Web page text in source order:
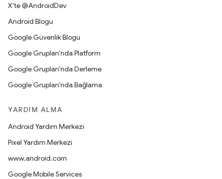
X'te @AndroidDev
Android Blogu
Google Güvenlik Blogu
Google Grupları'nda Platform
Google Grupları'nda Derleme
Google Grupları'nda Bağlama
YARDIM ALMA
Android Yardım Merkezi
Pixel Yardım Merkezi
www.android.com
Google Mobile Services